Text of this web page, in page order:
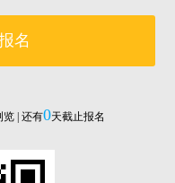
名
览 | 还有0天截止报名